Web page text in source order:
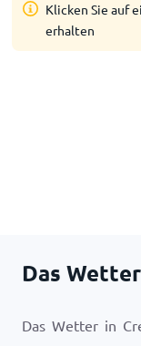
Klicken Sie auf
erhalten
Das
Das Wetter in